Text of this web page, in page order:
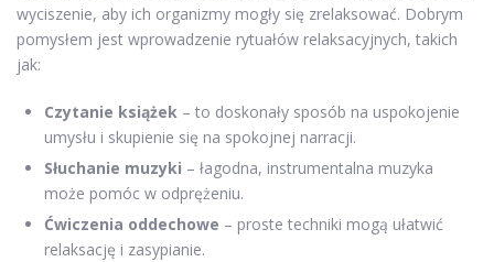
wyciszenie, aby ich organizmy mogły się zrelaksować. Dobrym
pomysłem jest wprowadzenie rytuałów relaksacyjnych, takich
jak:
Czytanie książek – to doskonały sposób na uspokojenie
umysłu i skupienie się na spokojnej narracji.
Słuchanie muzyki – łagodna, instrumentalna muzyka
może pomóc w odprężeniu.
Ćwiczenia oddechowe – proste techniki mogą ułatwić
relaksację i zasypianie.